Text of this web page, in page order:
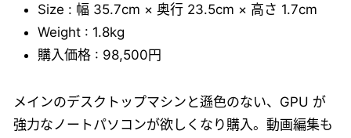
Size : 幅 35.7cm × 奥行 23.5cm × 高さ 1.7cm
Weight : 1.8kg
購入価格 : 98,500円
メインのデスクトップマシンと遜色のない、GPU が
強力なノートパソコンが欲しくなり購入。動画編集も